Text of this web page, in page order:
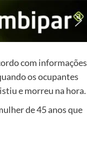
com informações
os ocupantes
e morreu na hora.
de 45 anos que